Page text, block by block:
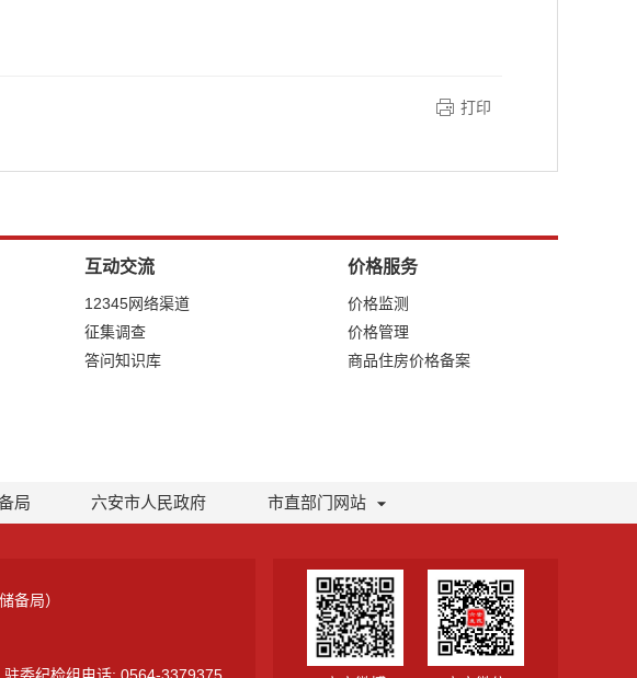
打印
互动交流
12345网络渠道
征集调查
答问知识库
价格服务
价格监测
价格管理
商品住房价格备案
局 六安市人民政府 市直部门网站
备局）